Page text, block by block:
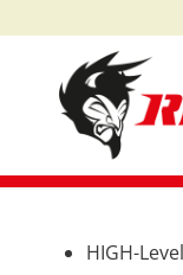
HIGH-Level